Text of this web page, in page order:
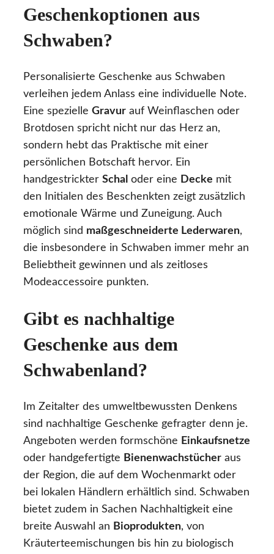
Geschenkoptionen aus
Schwaben?
Personalisierte Geschenke aus Schwaben
verleihen jedem Anlass eine individuelle Note.
Eine spezielle Gravur auf Weinflaschen oder
Brotdosen spricht nicht nur das Herz an,
sondern hebt das Praktische mit einer
persönlichen Botschaft hervor. Ein
handgestrickter Schal oder eine Decke mit
den Initialen des Beschenkten zeigt zusätzlich
emotionale Wärme und Zuneigung. Auch
möglich sind maßgeschneiderte Lederwaren,
die insbesondere in Schwaben immer mehr an
Beliebtheit gewinnen und als zeitloses
Modeaccessoire punkten.
Gibt es nachhaltige
Geschenke aus dem
Schwabenland?
Im Zeitalter des umweltbewussten Denkens
sind nachhaltige Geschenke gefragter denn je.
Angeboten werden formschöne Einkaufsnetze
oder handgefertigte Bienenwachstücher aus
der Region, die auf dem Wochenmarkt oder
bei lokalen Händlern erhältlich sind. Schwaben
bietet zudem in Sachen Nachhaltigkeit eine
breite Auswahl an Bioprodukten, von
Kräuterteemischungen bis hin zu biologisch